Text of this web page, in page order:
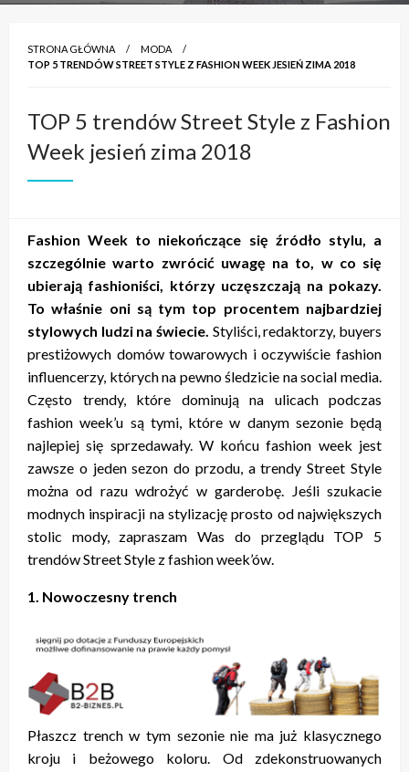
STRONA GŁÓWNA
MODA
TOP 5 TRENDÓW STREET STYLE Z FASHION WEEK JESIEŃ ZIMA 2018
TOP 5 trendów Street Style z Fashion
Week jesień zima 2018
Fashion Week to niekończące się źródło stylu, a
szczególnie warto zwrócić uwagę na to, w co się
ubierają fashioniści, którzy uczęszczają na pokazy.
To właśnie oni są tym top procentem najbardziej
stylowych ludzi na świecie. Styliści, redaktorzy, buyers
prestiżowych domów towarowych i oczywiście fashion
influencerzy, których na pewno śledzicie na social media.
Często trendy, które dominują na ulicach podczas
fashion week’u są tymi, które w danym sezonie będą
najlepiej się sprzedawały. W końcu fashion week jest
zawsze o jeden sezon do przodu, a trendy Street Style
można od razu wdrożyć w garderobę. Jeśli szukacie
modnych inspiracji na stylizację prosto od największych
stolic mody, zapraszam Was do przeglądu TOP 5
trendów Street Style z fashion week’ów.
1. Nowoczesny trench
Płaszcz trench w tym sezonie nie ma już klasycznego
kroju i beżowego koloru. Od zdekonstruowanych